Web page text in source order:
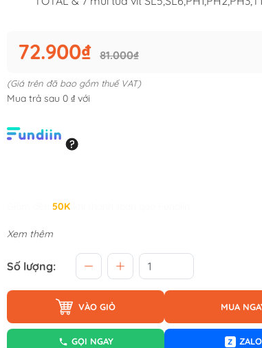
72.900₫ 81.000₫
(Giá trên đã bao gồm thuế VAT)
Mua trả sau 0 ₫ với
50K
Xem thêm
Số lượng:
VÀO GIỎ MUA
GỌI NGAY Z ZALO